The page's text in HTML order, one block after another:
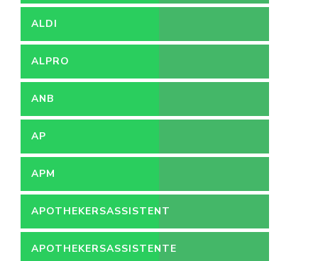
ZIEKENHUIS
ALDI
ALPRO
ANB
AP
APM
APOTHEKERSASSISTENT
APOTHEKERSASSISTENTE